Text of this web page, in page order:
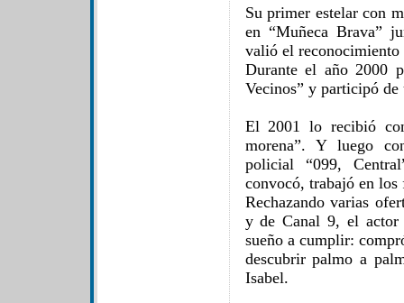
Su primer estelar con
en “Muñeca Brava”
valió el reconocimiento
Durante el año 2000
Vecinos” y participó
El 2001 lo recibió
morena”. Y luego
policial “099,
convocó, trabajó en
Rechazando varias
y de Canal 9, el
sueño a cumplir:
descubrir palmo a
Isabel.